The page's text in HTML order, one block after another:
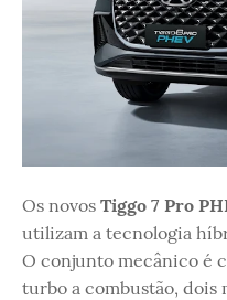
Os novos Tiggo 7 Pro
utilizam a tecnologia
O conjunto mecânico é
turbo a combustão, dois